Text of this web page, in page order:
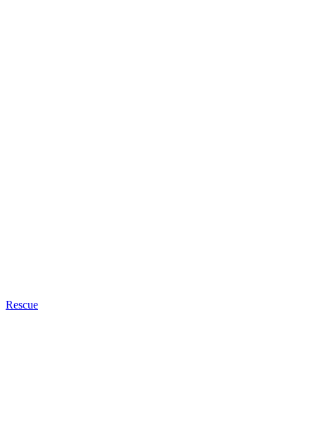
Rescue